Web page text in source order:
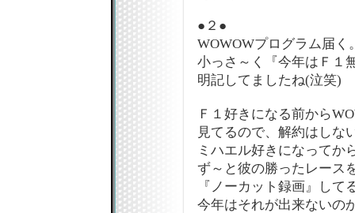
●２●
WOWOWプログラム届く
小っさ～く『今年はＦ１
明記してましたね(泣笑)
Ｆ１好きになる前から
見てるので、解約はしな
ミハエル好きになってか
ず～と彼の勝ったレース
『ノーカット録画』して
今年はそれが出来ないの